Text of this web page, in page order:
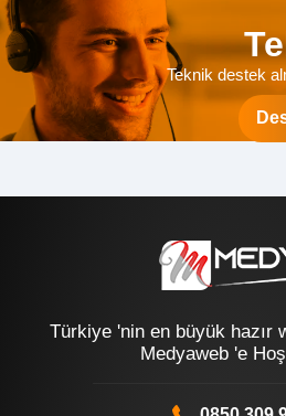
Teknik destek
Türkiye 'nin en büyük hazır
Medyaweb 'e